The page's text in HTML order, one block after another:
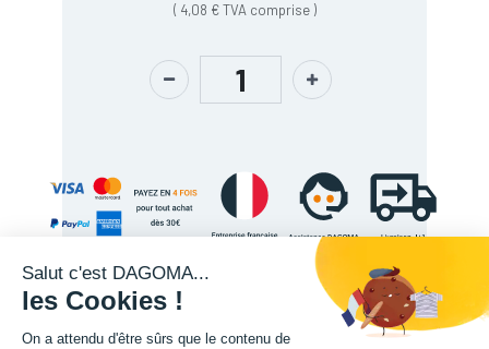
( 4,08 € TVA comprise )
Salut c'est DAGOMA...
les Cookies !
On a attendu d'être sûrs que le contenu de